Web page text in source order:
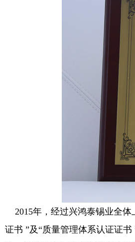
2015年，经过兴鸿泰锡业全体
证书 ”及“质量管理体系认证证